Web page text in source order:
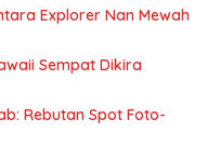
Explorer Nan Mewah
Sempat Dikira
Rebutan Spot Foto-